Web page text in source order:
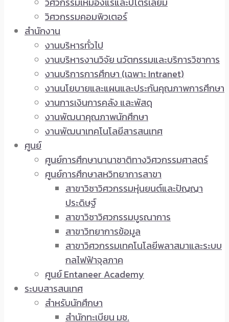
วิศวกรรมคอมพิวเตอร์
สำนักงาน
งานบริหารทั่วไป
งานบริหารงานวิจัย นวัตกรรมและบริการวิชาการ
งานบริการการศึกษา (เฉพาะ Intranet)
งานนโยบายและแผนและประกันคุณภาพการศึกษา
งานการเงินการคลัง และพัสดุ
งานพัฒนาคุณภาพนักศึกษา
งานพัฒนาเทคโนโลยีสารสนเทศ
ศูนย์
ศูนย์การศึกษานานาชาติทางวิศวกรรมศาสตร์
ศูนย์การศึกษาสหวิทยาการสาขา
สาขาวิชาวิศวกรรมหุ่นยนต์และปัญญา
ประดิษฐ์
สาขาวิชาวิศวกรรมบูรณาการ
สาขาวิทยาการข้อมูล
สาขาวิศวกรรมเทคโนโลยีพลาสมาและระบบ
กลไฟฟ้าจุลภาค
ศูนย์ Entaneer Academy
ระบบสารสนเทศ
สำหรับนักศึกษา
สำนักทะเบียน มช.